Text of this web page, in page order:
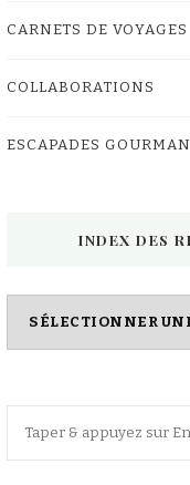
CARNETS DE VOYAGES
COLLABORATIONS
ESCAPADES
INDEX DES
Index